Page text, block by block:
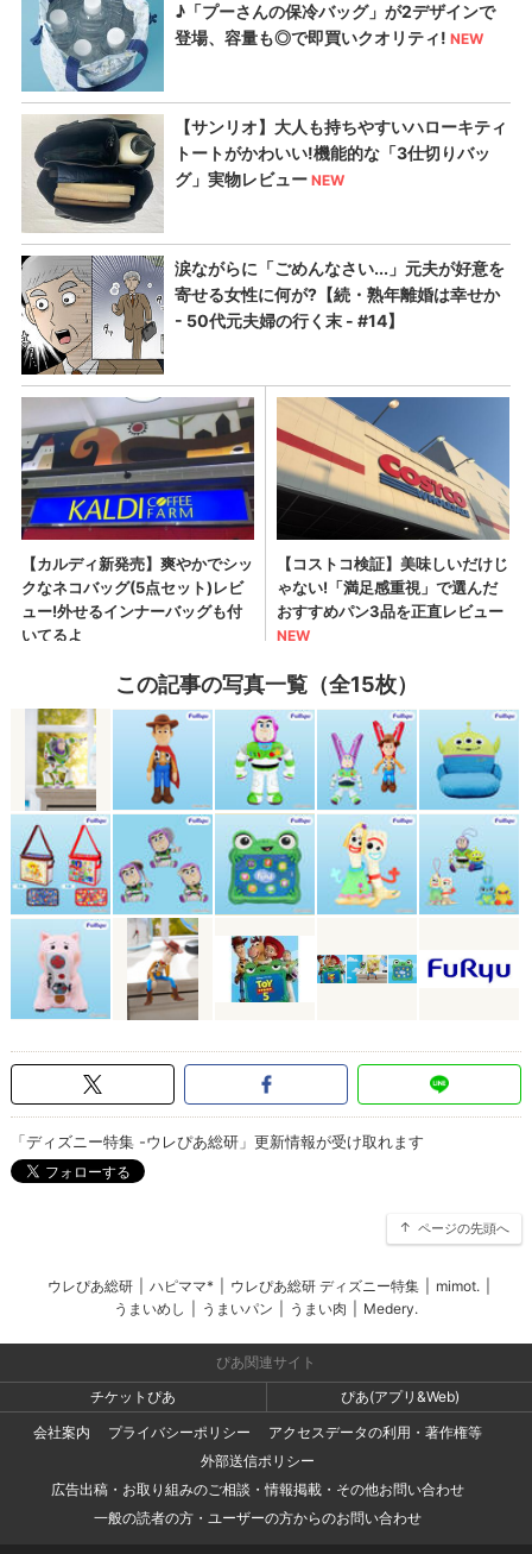
この記事の写真一覧（全15枚）
「ディズニー特集 -ウレぴあ総研」更新情報が受け取れます
ページの先頭へ
ウレぴあ総研 ハピママ* ウレぴあ総研 ディズニー特集 mimot.
うまいめし
うまいパン うまい肉 Medery.
ぴあ関連サイト
チケットぴあ
ぴあ(アプリ&Web)
会社案内
プライバシーポリシー
アクセスデータの利用・著作権等
外部送信ポリシー
広告出稿・お取り組みのご相談・情報掲載・その他お問い合わせ
一般の読者の方・ユーザーの方からのお問い合わせ